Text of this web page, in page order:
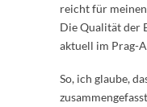
reicht für
Die Qualität der
aktuell im Prag-
So, ich glaube,